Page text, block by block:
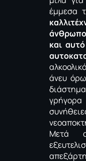
έμμεσα
και
άνευ
διάστημα
Μετά